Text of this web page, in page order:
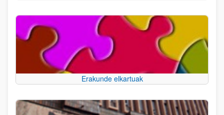
Erakunde elkartuak